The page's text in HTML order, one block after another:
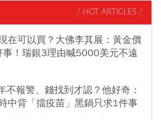
/ HOT ARTICLES /
在可以買？大佛李其展：黃金價
！瑞銀3理由喊5000美元不遠
報警、錢找到才認？他好奇：
中背「擋疫苗」黑鍋只求1件事